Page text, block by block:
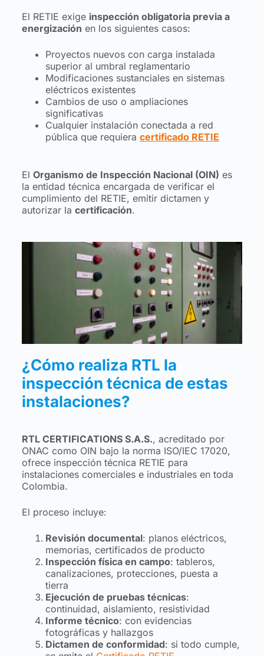
El RETIE exige inspección obligatoria previa a
energización en los siguientes casos:
Proyectos nuevos con carga instalada
superior al umbral reglamentario
Modificaciones sustanciales en sistemas
eléctricos existentes
Cambios de uso o ampliaciones
significativas
Cualquier instalación conectada a red
pública que requiera certificado RETIE
El Organismo de Inspección Nacional (OIN) es
la entidad técnica encargada de verificar el
cumplimiento del RETIE, emitir dictamen y
autorizar la certificación.
¿Cómo realiza RTL la
inspección técnica de estas
instalaciones?
RTL CERTIFICATIONS S.A.S., acreditado por
ONAC como OIN bajo la norma ISO/IEC 17020,
ofrece inspección técnica RETIE para
instalaciones comerciales e industriales en toda
Colombia.
El proceso incluye:
Revisión documental: planos eléctricos,
memorias, certificados de producto
Inspección física en campo: tableros,
canalizaciones, protecciones, puesta a
tierra
Ejecución de pruebas técnicas:
continuidad, aislamiento, resistividad
Informe técnico: con evidencias
fotográficas y hallazgos
Dictamen de conformidad: si todo cumple,